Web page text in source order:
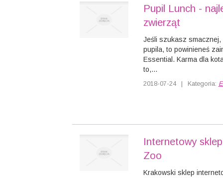
Pupil Lunch -
zwierząt
Jeśli szukasz smacznej,
pupila, to powinieneś
Essential. Karma dla
to,...
2018-07-24 | Kategoria:
Internetowy
Zoo
Krakowski sklep